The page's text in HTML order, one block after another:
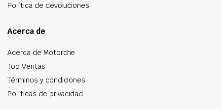
Política de devoluciones
Acerca de
Acerca de Motorche
Top Ventas
Términos y condiciones
Políticas de privacidad